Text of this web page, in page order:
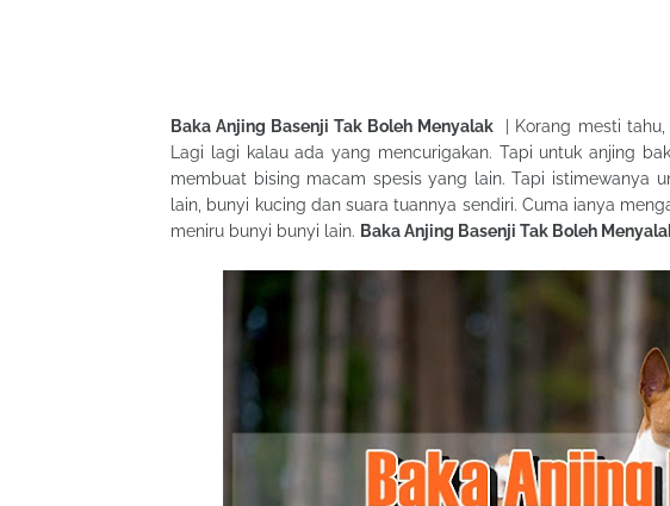
Baka Anjing Basenji Tak Boleh Menyalak | Korang mesti
Lagi lagi kalau ada yang mencurigakan. Tapi untuk anjing
membuat bising macam spesis yang lain. Tapi istimewanya
lain, bunyi kucing dan suara tuannya sendiri. Cuma ianya
meniru bunyi bunyi lain. Baka Anjing Basenji Tak Boleh